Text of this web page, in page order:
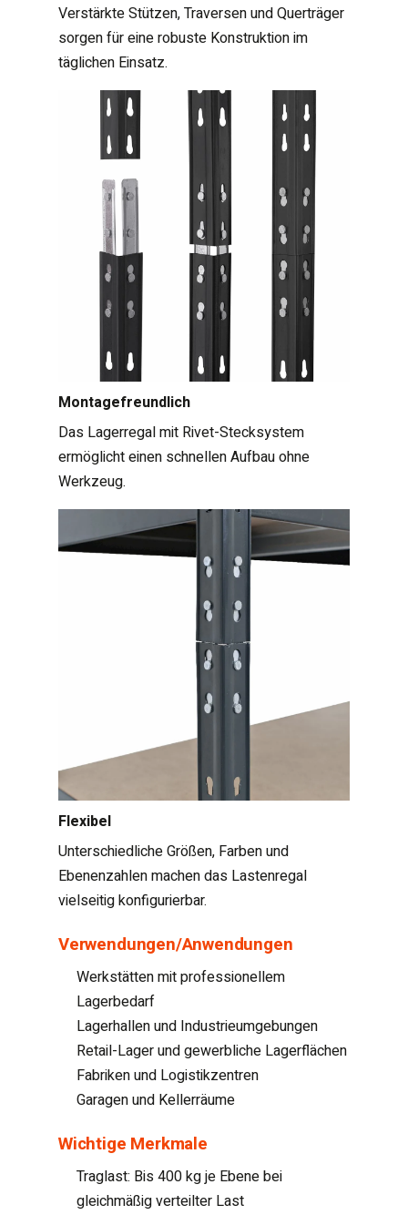
Verstärkte Stützen, Traversen und Querträger
sorgen für eine robuste Konstruktion im
täglichen Einsatz.
Montagefreundlich
Das Lagerregal mit Rivet-Stecksystem
ermöglicht einen schnellen Aufbau ohne
Werkzeug.
Flexibel
Unterschiedliche Größen, Farben und
Ebenenzahlen machen das Lastenregal
vielseitig konfigurierbar.
Verwendungen/Anwendungen
Werkstätten mit professionellem
Lagerbedarf
Lagerhallen und Industrieumgebungen
Retail-Lager und gewerbliche Lagerflächen
Fabriken und Logistikzentren
Garagen und Kellerräume
Wichtige Merkmale
Traglast: Bis 400 kg je Ebene bei
gleichmäßig verteilter Last